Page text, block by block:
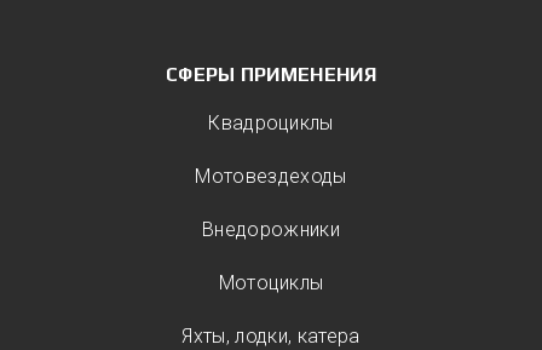
СФЕРЫ ПРИМЕНЕНИЯ
Квадроциклы
Мотовездеходы
Внедорожники
Мотоциклы
Яхты, лодки, катера